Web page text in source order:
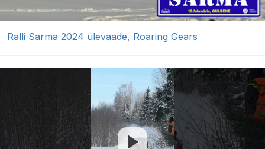
Ralli Sarma 2024 ülevaade, Roaring Gears